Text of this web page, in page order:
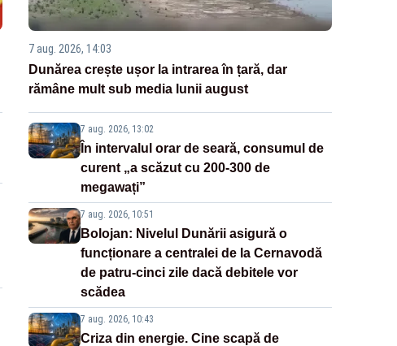
7 aug. 2026, 14:03
Dunărea crește ușor la intrarea în țară, dar
rămâne mult sub media lunii august
7 aug. 2026, 13:02
În intervalul orar de seară, consumul de
curent „a scăzut cu 200-300 de
megawați”
7 aug. 2026, 10:51
Bolojan: Nivelul Dunării asigură o
funcționare a centralei de la Cernavodă
de patru-cinci zile dacă debitele vor
scădea
7 aug. 2026, 10:43
Criza din energie. Cine scapă de